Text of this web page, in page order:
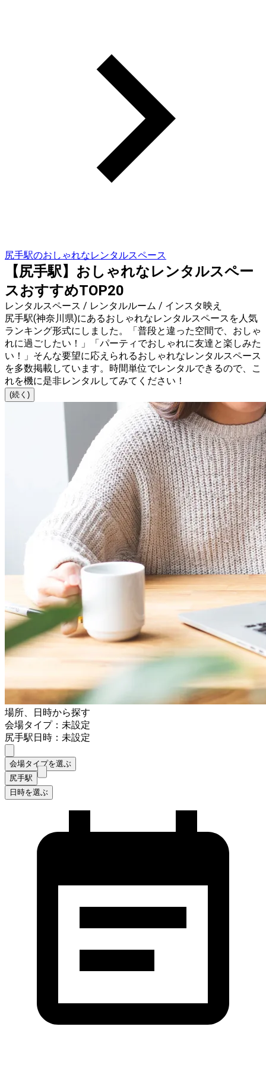
尻手駅のおしゃれなレンタルスペース
【尻手駅】おしゃれなレンタルスペー
スおすすめTOP20
レンタルスペース / レンタルルーム / インスタ映え
尻手駅(神奈川県)にあるおしゃれなレンタルスペースを人気
ランキング形式にしました。「普段と違った空間で、おしゃ
れに過ごしたい！」「パーティでおしゃれに友達と楽しみた
い！」そんな要望に応えられるおしゃれなレンタルスペース
を多数掲載しています。時間単位でレンタルできるので、こ
れを機に是非レンタルしてみてください！
(続く)
場所、日時から探す
会場タイプ：未設定
尻手駅日時：未設定
会場タイプを選ぶ
尻手駅
日時を選ぶ